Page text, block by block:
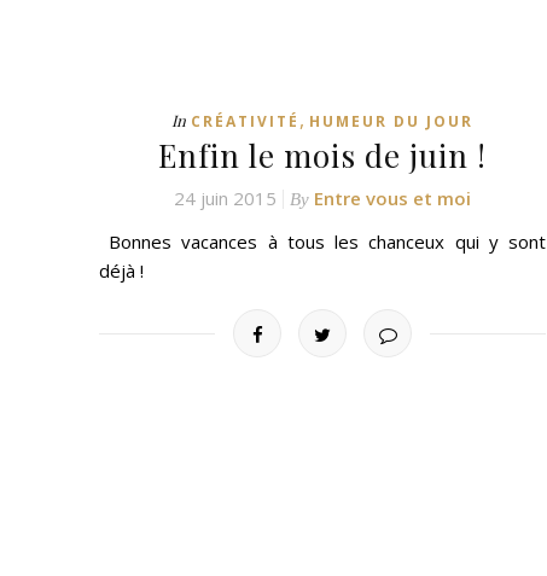
In CRÉATIVITÉ , HUMEUR DU JOUR
Enfin le mois de juin !
24 juin 2015 By Entre vous et moi
Bonnes vacances à tous les chanceux qui y sont
déjà !